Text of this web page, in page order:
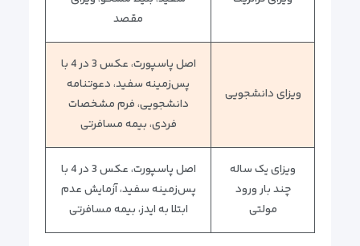
مقصد
ویزای دانشجویی
اصل پاسپورت، عکس 3 در 4 با
پس‌زمینه سفید، دعوتنامه
دانشجویی، فرم مشخصات
فردی، بیمه مسافرتی
ویزای یک ساله
چند بار ورود
مولتی
اصل پاسپورت، عکس 3 در 4 با
پس‌زمینه سفید، آزمایش عدم
ابتلا به ایدز، بیمه مسافرتی